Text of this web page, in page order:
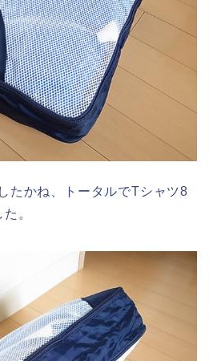
たかね、トータルでTシャツ8
。